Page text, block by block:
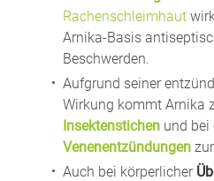
Rachenschleimhaut
Arnika-Basis
Beschwerden.
Aufgrund seiner
Wirkung kommt Arnika
Insektenstichen und bei
Venenentzündungen
Auch bei körperlicher